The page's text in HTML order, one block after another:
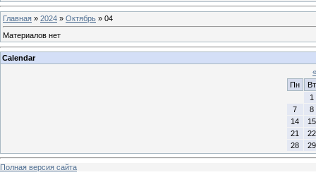
Главная » 2024 » Октябрь » 04
Материалов нет
Calendar
«
Пн
Вт
1
7
8
14
15
21
22
28
29
Полная версия сайта